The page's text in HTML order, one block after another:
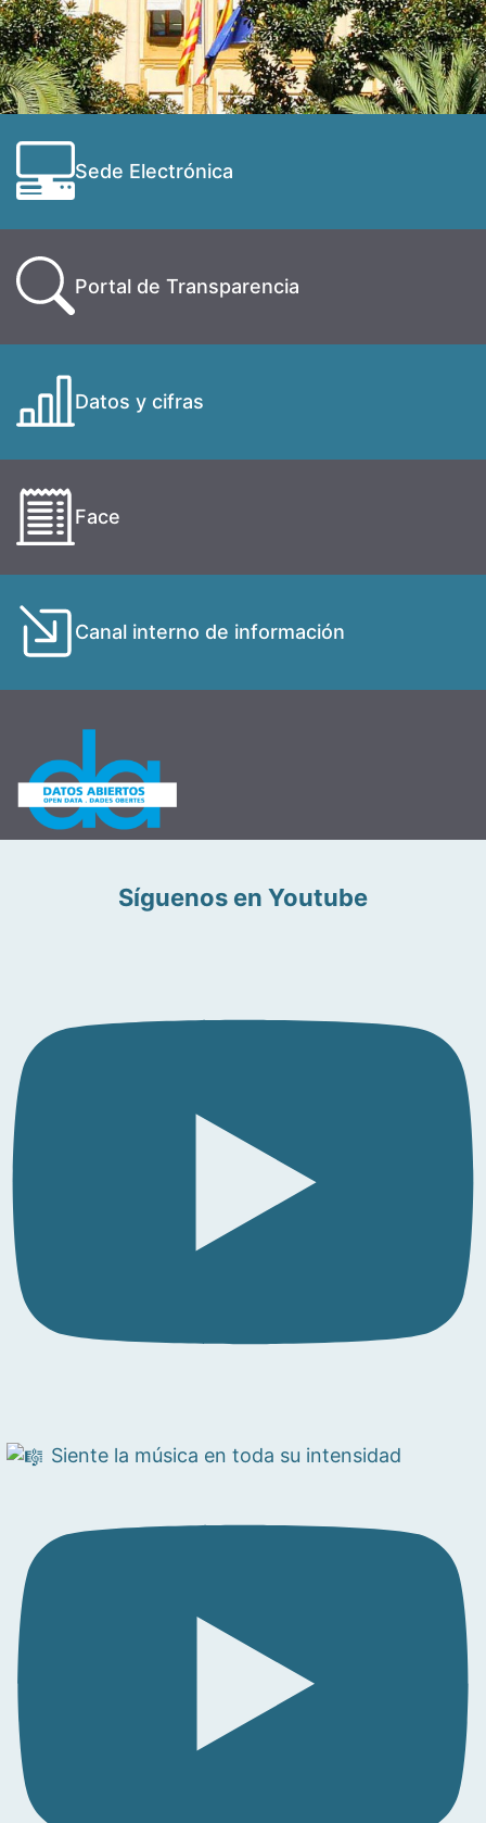
Sede Electrónica
Portal de Transparencia
Datos y cifras
Face
Canal interno de información
Síguenos en Youtube
Siente la música en toda su intensidad